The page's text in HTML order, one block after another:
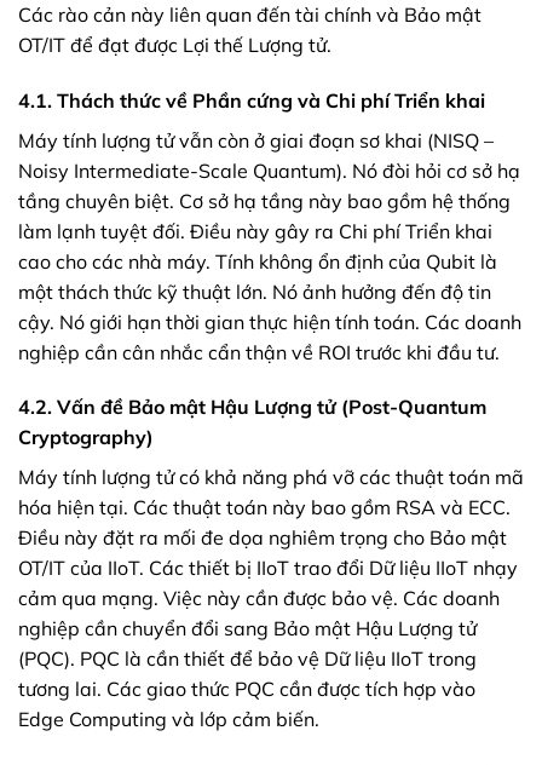
Các rào cản này liên quan đến tài chính và Bảo mật
OT/IT để đạt được Lợi thế Lượng tử.
4.1. Thách thức về Phần cứng và Chi phí Triển khai
Máy tính lượng tử vẫn còn ở giai đoạn sơ khai (NISQ –
Noisy Intermediate-Scale Quantum). Nó đòi hỏi cơ sở hạ
tầng chuyên biệt. Cơ sở hạ tầng này bao gồm hệ thống
làm lạnh tuyệt đối. Điều này gây ra Chi phí Triển khai
cao cho các nhà máy. Tính không ổn định của Qubit là
một thách thức kỹ thuật lớn. Nó ảnh hưởng đến độ tin
cậy. Nó giới hạn thời gian thực hiện tính toán. Các doanh
nghiệp cần cân nhắc cẩn thận về ROI trước khi đầu tư.
4.2. Vấn đề Bảo mật Hậu Lượng tử (Post-Quantum
Cryptography)
Máy tính lượng tử có khả năng phá vỡ các thuật toán mã
hóa hiện tại. Các thuật toán này bao gồm RSA và ECC.
Điều này đặt ra mối đe dọa nghiêm trọng cho Bảo mật
OT/IT của IIoT. Các thiết bị IIoT trao đổi Dữ liệu IIoT nhạy
cảm qua mạng. Việc này cần được bảo vệ. Các doanh
nghiệp cần chuyển đổi sang Bảo mật Hậu Lượng tử
(PQC). PQC là cần thiết để bảo vệ Dữ liệu IIoT trong
tương lai. Các giao thức PQC cần được tích hợp vào
Edge Computing và lớp cảm biến.